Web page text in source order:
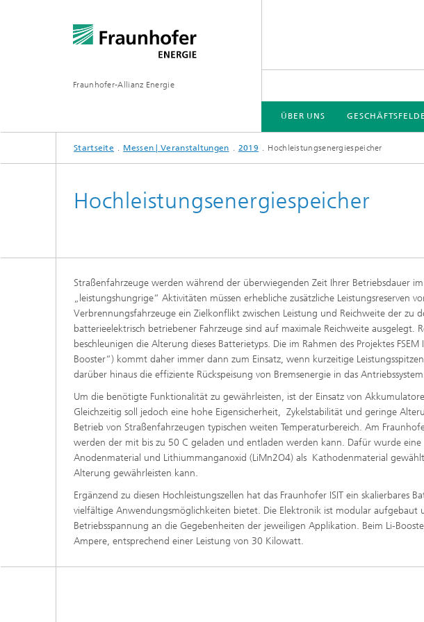
Fraunhofer-Allianz Energie
ÜBER UNS
GESCHÄFTSFELDER
MESSEN | VERANSTALTUNGEN
PRESSE | MEDIEN
Startseite Messen | Veranstaltungen 2019 Hochleistungsenergiespeicher
Hochleistungsenergiespeicher
Straßenfahrzeuge werden während der überwiegenden Zeit Ihrer Betriebsdauer
„leistungshungrige“ Aktivitäten müssen erhebliche zusätzliche Leistungsreserven
Verbrennungsfahrzeuge ein Zielkonflikt zwischen Leistung und Reichweite der zu
batterieelektrisch betriebener Fahrzeuge sind auf maximale Reichweite ausgelegt.
beschleunigen die Alterung dieses Batterietyps. Die im Rahmen des Projektes
Booster“) kommt daher immer dann zum Einsatz, wenn kurzeitige
darüber hinaus die effiziente Rückspeisung von Bremsenergie in das
Um die benötigte Funktionalität zu gewährleisten, ist der Einsatz von
Gleichzeitig soll jedoch eine hohe Eigensicherheit, Zykelstabilität und geringe
Betrieb von Straßenfahrzeugen typischen weiten Temperaturbereich. Am
werden der mit bis zu 50 C geladen und entladen werden kann. Dafür wurde
Anodenmaterial und Lithiummanganoxid (LiMn2O4) als Kathodenmaterial
Alterung gewährleisten kann.
Ergänzend zu diesen Hochleistungszellen hat das Fraunhofer ISIT ein skalierbares
vielfältige Anwendungsmöglichkeiten bietet. Die Elektronik ist modular aufgebaut
Betriebsspannung an die Gegebenheiten der jeweiligen Applikation. Beim Li-
Ampere, entsprechend einer Leistung von 30 Kilowatt.